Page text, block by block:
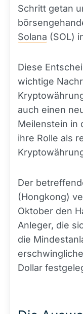
Schritt getan
Solana (SOL)
Diese
wichtige
auch einen
Meilenstein in
ihre Rolle als
Der
(Hongkong)
Oktober den
Anleger, die
die
Dollar